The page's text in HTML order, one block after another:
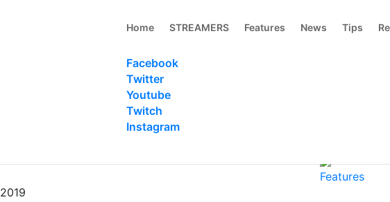
Home STREAMERS Features News Tips
Facebook
Twitter
Youtube
Twitch
Instagram
Features